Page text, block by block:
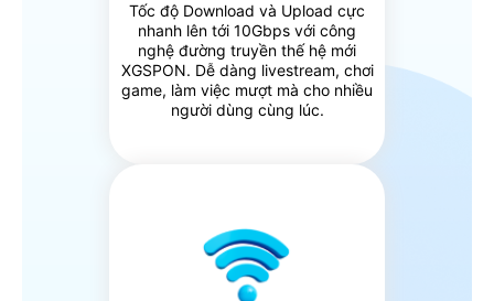
Tốc độ Download và Upload cực
nhanh lên tới 10Gbps với công
nghệ đường truyền thế hệ mới
XGSPON. Dễ dàng livestream, chơi
game, làm việc mượt mà cho nhiều
người dùng cùng lúc.